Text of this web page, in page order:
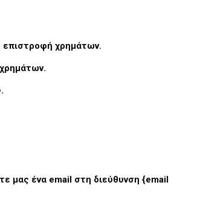
επιστροφή χρημάτων.
μας ένα email στη διεύθυνση {email